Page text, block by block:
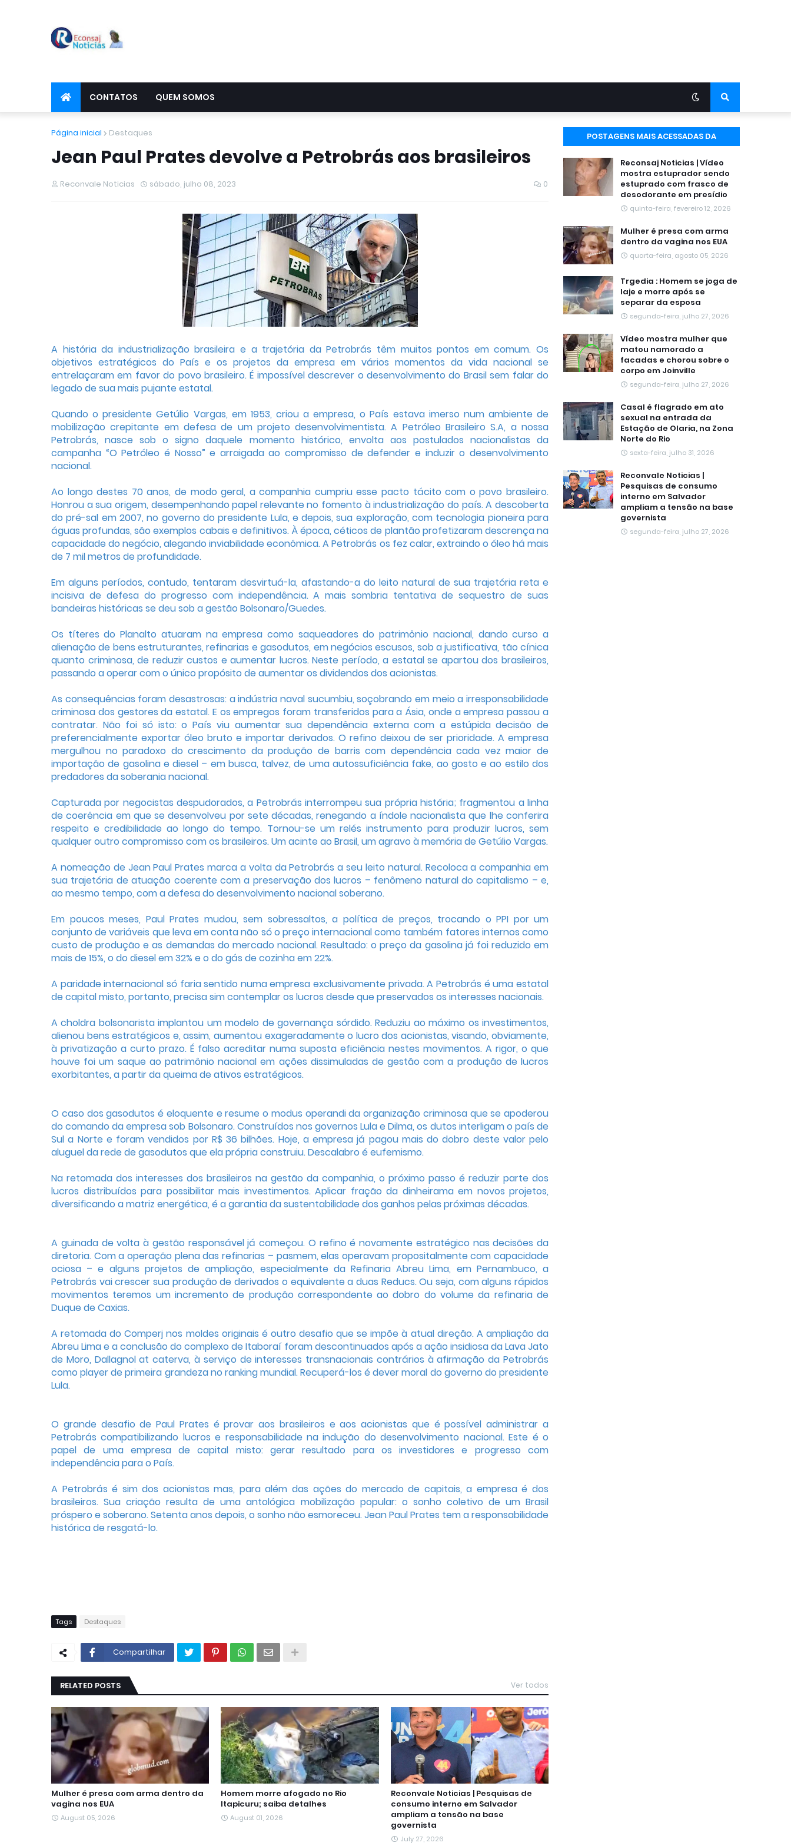
CONTATOS QUEM SOMOS
Página inicial Destaques
Jean Paul Prates devolve a Petrobrás aos brasileiros
Reconvale Noticias sábado, julho 08, 2023 0
A história da industrialização brasileira e a trajetória da Petrobrás têm muitos pontos em comum. Os
objetivos estratégicos do País e os projetos da empresa em vários momentos da vida nacional se
entrelaçaram em favor do povo brasileiro. É impossível descrever o desenvolvimento do Brasil sem falar do
legado de sua mais pujante estatal.
Quando o presidente Getúlio Vargas, em 1953, criou a empresa, o País estava imerso num ambiente de
mobilização crepitante em defesa de um projeto desenvolvimentista. A Petróleo Brasileiro S.A, a nossa
Petrobrás, nasce sob o signo daquele momento histórico, envolta aos postulados nacionalistas da
campanha “O Petróleo é Nosso” e arraigada ao compromisso de defender e induzir o desenvolvimento
nacional.
Ao longo destes 70 anos, de modo geral, a companhia cumpriu esse pacto tácito com o povo brasileiro.
Honrou a sua origem, desempenhando papel relevante no fomento à industrialização do país. A descoberta
do pré-sal em 2007, no governo do presidente Lula, e depois, sua exploração, com tecnologia pioneira para
águas profundas, são exemplos cabais e definitivos. À época, céticos de plantão profetizaram descrença na
capacidade do negócio, alegando inviabilidade econômica. A Petrobrás os fez calar, extraindo o óleo há mais
de 7 mil metros de profundidade.
Em alguns períodos, contudo, tentaram desvirtuá-la, afastando-a do leito natural de sua trajetória reta e
incisiva de defesa do progresso com independência. A mais sombria tentativa de sequestro de suas
bandeiras históricas se deu sob a gestão Bolsonaro/Guedes.
Os títeres do Planalto atuaram na empresa como saqueadores do patrimônio nacional, dando curso a
alienação de bens estruturantes, refinarias e gasodutos, em negócios escusos, sob a justificativa, tão cínica
quanto criminosa, de reduzir custos e aumentar lucros. Neste período, a estatal se apartou dos brasileiros,
passando a operar com o único propósito de aumentar os dividendos dos acionistas.
As consequências foram desastrosas: a indústria naval sucumbiu, soçobrando em meio a irresponsabilidade
criminosa dos gestores da estatal. E os empregos foram transferidos para a Ásia, onde a empresa passou a
contratar. Não foi só isto: o País viu aumentar sua dependência externa com a estúpida decisão de
preferencialmente exportar óleo bruto e importar derivados. O refino deixou de ser prioridade. A empresa
mergulhou no paradoxo do crescimento da produção de barris com dependência cada vez maior de
importação de gasolina e diesel – em busca, talvez, de uma autossuficiência fake, ao gosto e ao estilo dos
predadores da soberania nacional.
Capturada por negocistas despudorados, a Petrobrás interrompeu sua própria história; fragmentou a linha
de coerência em que se desenvolveu por sete décadas, renegando a índole nacionalista que lhe conferira
respeito e credibilidade ao longo do tempo. Tornou-se um relés instrumento para produzir lucros, sem
qualquer outro compromisso com os brasileiros. Um acinte ao Brasil, um agravo à memória de Getúlio Vargas.
A nomeação de Jean Paul Prates marca a volta da Petrobrás a seu leito natural. Recoloca a companhia em
sua trajetória de atuação coerente com a preservação dos lucros – fenômeno natural do capitalismo – e,
ao mesmo tempo, com a defesa do desenvolvimento nacional soberano.
Em poucos meses, Paul Prates mudou, sem sobressaltos, a política de preços, trocando o PPI por um
conjunto de variáveis que leva em conta não só o preço internacional como também fatores internos como
custo de produção e as demandas do mercado nacional. Resultado: o preço da gasolina já foi reduzido em
mais de 15%, o do diesel em 32% e o do gás de cozinha em 22%.
A paridade internacional só faria sentido numa empresa exclusivamente privada. A Petrobrás é uma estatal
de capital misto, portanto, precisa sim contemplar os lucros desde que preservados os interesses nacionais.
A choldra bolsonarista implantou um modelo de governança sórdido. Reduziu ao máximo os investimentos,
alienou bens estratégicos e, assim, aumentou exageradamente o lucro dos acionistas, visando, obviamente,
à privatização a curto prazo. É falso acreditar numa suposta eficiência nestes movimentos. A rigor, o que
houve foi um saque ao patrimônio nacional em ações dissimuladas de gestão com a produção de lucros
exorbitantes, a partir da queima de ativos estratégicos.
O caso dos gasodutos é eloquente e resume o modus operandi da organização criminosa que se apoderou
do comando da empresa sob Bolsonaro. Construídos nos governos Lula e Dilma, os dutos interligam o país de
Sul a Norte e foram vendidos por R$ 36 bilhões. Hoje, a empresa já pagou mais do dobro deste valor pelo
aluguel da rede de gasodutos que ela própria construiu. Descalabro é eufemismo.
Na retomada dos interesses dos brasileiros na gestão da companhia, o próximo passo é reduzir parte dos
lucros distribuídos para possibilitar mais investimentos. Aplicar fração da dinheirama em novos projetos,
diversificando a matriz energética, é a garantia da sustentabilidade dos ganhos pelas próximas décadas.
A guinada de volta à gestão responsável já começou. O refino é novamente estratégico nas decisões da
diretoria. Com a operação plena das refinarias – pasmem, elas operavam propositalmente com capacidade
ociosa – e alguns projetos de ampliação, especialmente da Refinaria Abreu Lima, em Pernambuco, a
Petrobrás vai crescer sua produção de derivados o equivalente a duas Reducs. Ou seja, com alguns rápidos
movimentos teremos um incremento de produção correspondente ao dobro do volume da refinaria de
Duque de Caxias.
A retomada do Comperj nos moldes originais é outro desafio que se impõe à atual direção. A ampliação da
Abreu Lima e a conclusão do complexo de Itaboraí foram descontinuados após a ação insidiosa da Lava Jato
de Moro, Dallagnol at caterva, à serviço de interesses transnacionais contrários à afirmação da Petrobrás
como player de primeira grandeza no ranking mundial. Recuperá-los é dever moral do governo do presidente
Lula.
O grande desafio de Paul Prates é provar aos brasileiros e aos acionistas que é possível administrar a
Petrobrás compatibilizando lucros e responsabilidade na indução do desenvolvimento nacional. Este é o
papel de uma empresa de capital misto: gerar resultado para os investidores e progresso com
independência para o País.
A Petrobrás é sim dos acionistas mas, para além das ações do mercado de capitais, a empresa é dos
brasileiros. Sua criação resulta de uma antológica mobilização popular: o sonho coletivo de um Brasil
próspero e soberano. Setenta anos depois, o sonho não esmoreceu. Jean Paul Prates tem a responsabilidade
histórica de resgatá-lo.
Tags Destaques
Compartilhar
RELATED POSTS Ver todos
Mulher é presa com arma dentro da
vagina nos EUA
August 05, 2026
Homem morre afogado no Rio
Itapicuru; saiba detalhes
August 01, 2026
Reconvale Noticias | Pesquisas de
consumo interno em Salvador
ampliam a tensão na base
governista
July 27, 2026
POSTAGENS MAIS ACESSADAS DA
Reconsaj Noticias | Vídeo
mostra estuprador sendo
estuprado com frasco de
desodorante em presídio
quinta-feira, fevereiro 12, 2026
Mulher é presa com arma
dentro da vagina nos EUA
quarta-feira, agosto 05, 2026
Trgedia : Homem se joga de
laje e morre após se
separar da esposa
segunda-feira, julho 27, 2026
Vídeo mostra mulher que
matou namorado a
facadas e chorou sobre o
corpo em Joinville
segunda-feira, julho 27, 2026
Casal é flagrado em ato
sexual na entrada da
Estação de Olaria, na Zona
Norte do Rio
sexta-feira, julho 31, 2026
Reconvale Noticias |
Pesquisas de consumo
interno em Salvador
ampliam a tensão na base
governista
segunda-feira, julho 27, 2026